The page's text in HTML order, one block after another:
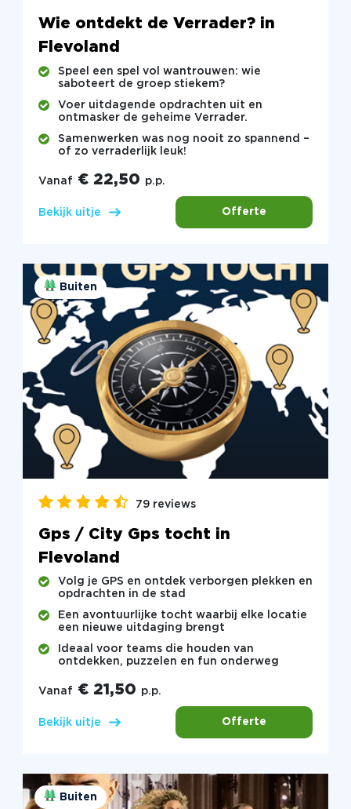
Wie ontdekt de Verrader? in
Flevoland
Speel een spel vol wantrouwen: wie
saboteert de groep stiekem?
Voer uitdagende opdrachten uit en
ontmasker de geheime Verrader.
Samenwerken was nog nooit zo spannend –
of zo verraderlijk leuk!
Vanaf € 22,50 p.p.
Bekijk uitje Offerte
Buiten
79 reviews
Gps / City Gps tocht in
Flevoland
Volg je GPS en ontdek verborgen plekken en
opdrachten in de stad
Een avontuurlijke tocht waarbij elke locatie
een nieuwe uitdaging brengt
Ideaal voor teams die houden van
ontdekken, puzzelen en fun onderweg
Vanaf € 21,50 p.p.
Bekijk uitje Offerte
Buiten